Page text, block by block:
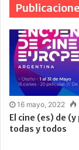
16 mayo, 2022
El cine (es) de (y
todas y todos